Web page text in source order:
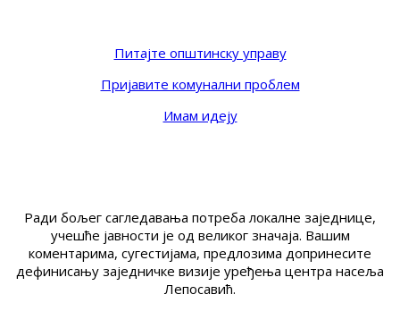
Питајте општинску управу
Пријавите комунални проблем
Имам идеју
Ради бољег сагледавања потреба локалне заједнице,
учешће јавности је од великог значаја. Вашим
коментарима, сугестијама, предлозима допринесите
дефинисању заједничке визије уређења центра насеља
Лепосавић.